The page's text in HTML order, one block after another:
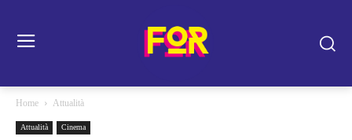
Home Attualità
Attualità Cinema